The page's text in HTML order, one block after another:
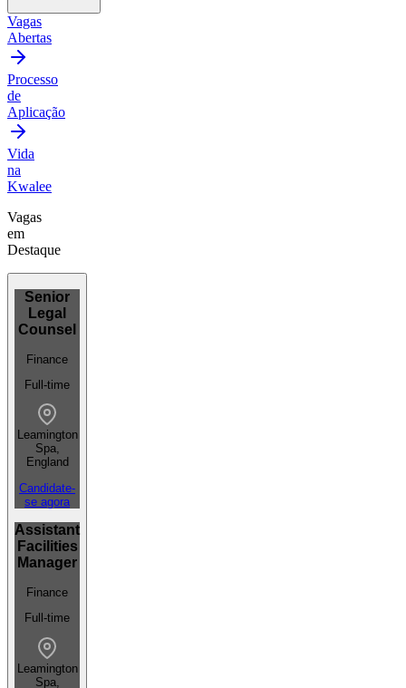
Vagas
Abertas
Processo
de
Aplicação
Vida
na
Kwalee
Vagas
em
Destaque
Senior
Legal
Counsel
Finance
Full-time
Leamington
Spa,
England
Candidate-
se agora
Assistant
Facilities
Manager
Finance
Full-time
Leamington
Spa,